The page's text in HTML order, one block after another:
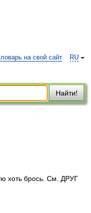
RU
на свой сайт
Найти!
хоть брось. См. ДРУГ